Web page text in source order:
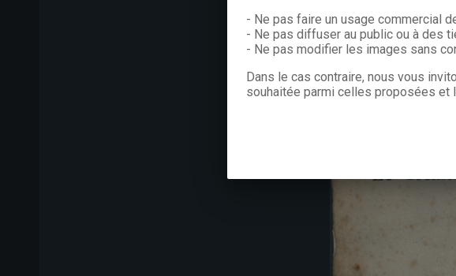
- Ne pas faire un usage commercial
- Ne pas diffuser au public ou à des
- Ne pas modifier les images sans
Dans le cas contraire, nous vous
souhaitée parmi celles proposées et